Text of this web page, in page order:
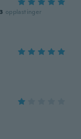
3 opplastinger